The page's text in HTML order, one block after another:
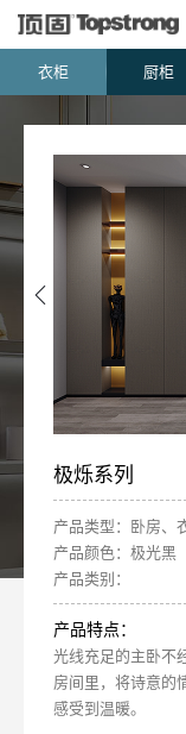
衣柜 厨柜
极烁系列
产品类型：卧房、
产品颜色：极光黑
产品类别：
产品特点：
光线充足的主卧不
房间里，将诗意的
感受到温暖。